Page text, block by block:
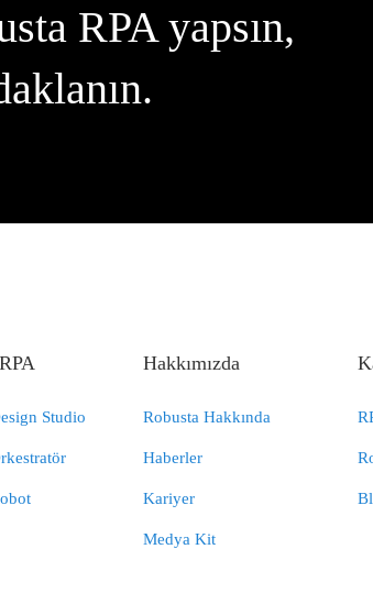
RPA yapsın,
Studio
Hakkımızda
Robusta Hakkında
Haberler
Kariyer
Medya Kit